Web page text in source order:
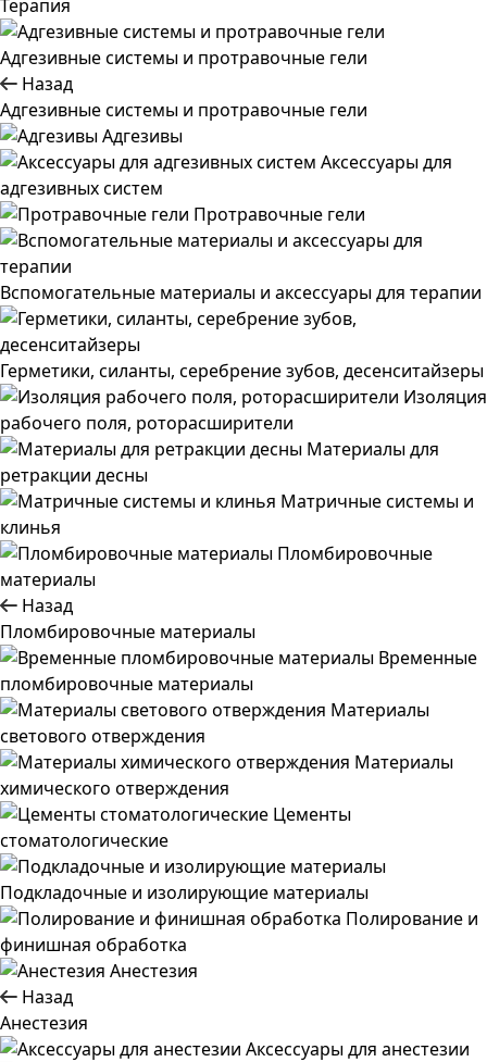
Терапия
Адгезивные системы и протравочные гели
Назад
Адгезивные системы и протравочные гели
Адгезивы
Аксессуары для
адгезивных систем
Протравочные гели
Вспомогательные материалы и аксессуары для терапии
Герметики, силанты, серебрение зубов, десенситайзеры
Изоляция
рабочего поля, роторасширители
Материалы для
ретракции десны
Матричные системы и
клинья
Пломбировочные
материалы
Назад
Пломбировочные материалы
Временные
пломбировочные материалы
Материалы
светового отверждения
Материалы
химического отверждения
Цементы
стоматологические
Подкладочные и изолирующие материалы
Полирование и
финишная обработка
Анестезия
Назад
Анестезия
Аксессуары для анестезии